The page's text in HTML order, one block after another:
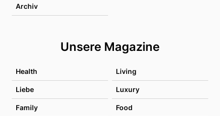
Archiv
Unsere Magazine
Health Living
Liebe Luxury
Family Food